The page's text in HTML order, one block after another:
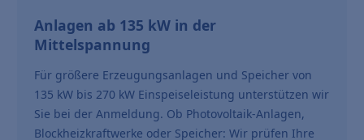
Anlagen ab 135 kW in der
Mittelspannung
Für größere Erzeugungsanlagen und Speicher von
135 kW bis 270 kW Einspeiseleistung unterstützen wir
Sie bei der Anmeldung. Ob Photovoltaik-Anlagen,
Blockheizkraftwerke oder Speicher: Wir prüfen Ihre